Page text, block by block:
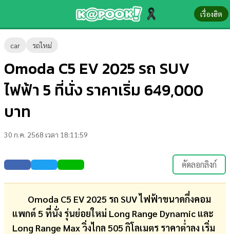
เรื่องฮิต
car รถใหม่
Omoda C5 EV 2025 รถ SUV
ไฟฟ้า 5 ที่นั่ง ราคาเริ่ม 649,000
บาท
30 ก.ค. 2568 เวลา 18:11:59
คัดลอกลิงก์
Omoda C5 EV 2025 รถ SUV ไฟฟ้าขนาดกึ่งคอม
แพกต์ 5 ที่นั่ง รุ่นย่อยใหม่ Long Range Dynamic และ
Long Range Max วิ่งไกล 505 กิโลเมตร ราคาต่ำลง เริ่ม
ข่าว-
ความ
รู้
บันเทิง
ตรวจ
หวย
บอล
สด